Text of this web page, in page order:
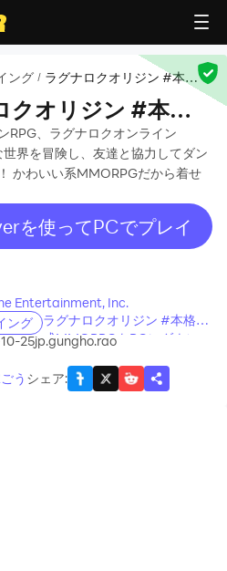
ング / ラグナロクオリジン #本格
クオリジン #本格
RPG、ラグナロクオンライン
世界を冒険し、友達と協力してダン
かわいい系MMORPGだから着せ
を使ってPCでプレイ
Entertainment, Inc.
ング
ラグナロクオリジン #本格育
成MMORPGをPCにダウンロ
25jp.gungho.rao
う シェア: